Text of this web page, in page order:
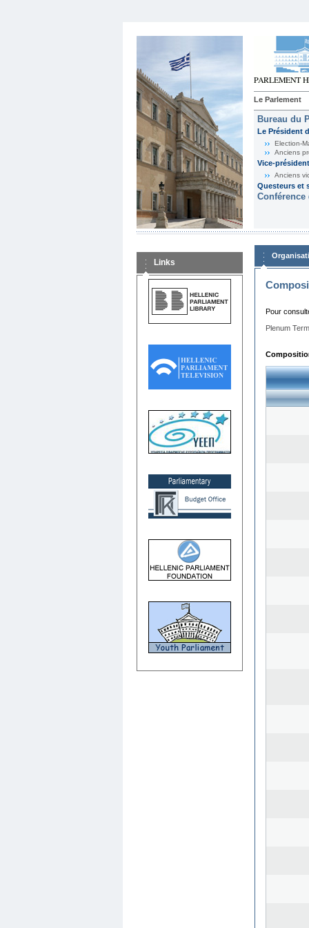
Le Parlement
Bureau du
Le Président
Election-
Anciens
Vice-
Anciens
Questeurs et
Links
Pour
Plenum